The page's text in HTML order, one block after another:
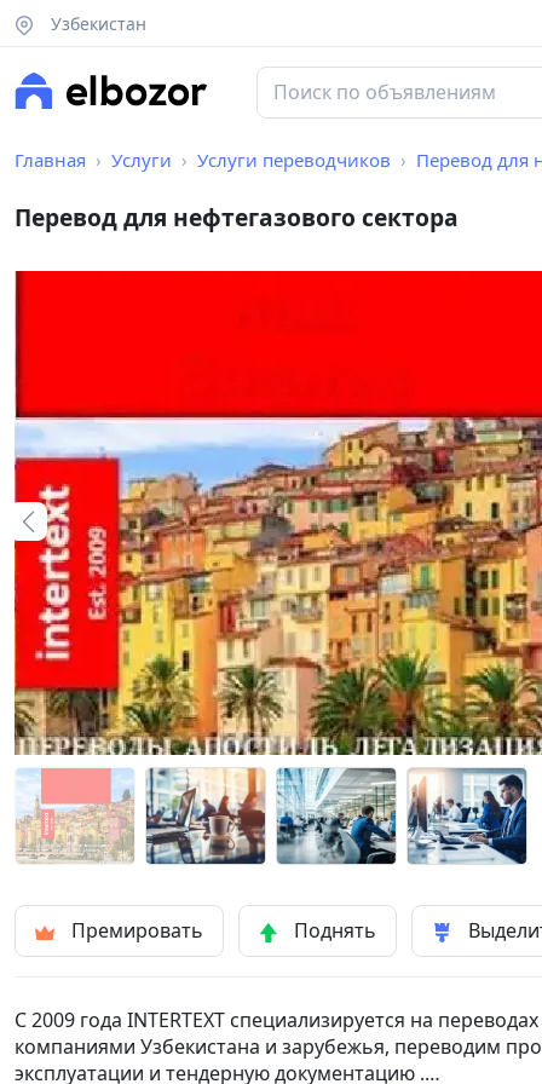
Узбекистан
Главная Услуги Услуги переводчиков Перевод для
Перевод для нефтегазового сектора
Премировать Поднять
С 2009 года INTERTEXT специализируется на
компаниями Узбекистана и зарубежья, переводим
эксплуатации и тендерную документацию .